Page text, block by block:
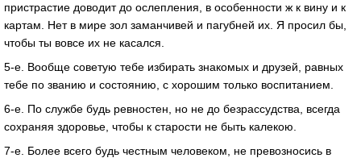
пристрастие доводит до ослепления, в особенности ж к вину и к
картам. Нет в мире зол заманчивей и пагубней их. Я просил бы,
чтобы ты вовсе их не касался.
5-е. Вообще советую тебе избирать знакомых и друзей, равных
тебе по званию и состоянию, с хорошим только воспитанием.
6-е. По службе будь ревностен, но не до безрассудства, всегда
сохраняя здоровье, чтобы к старости не быть калекою.
7-е. Более всего будь честным человеком, не превозносись в